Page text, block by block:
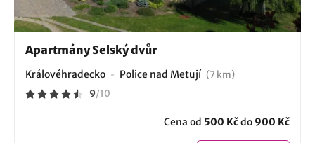
Apartmány Selský dvůr
Královéhradecko Police nad Metují (7 km)
9/10
Cena od 500 Kčdo 900 Kč